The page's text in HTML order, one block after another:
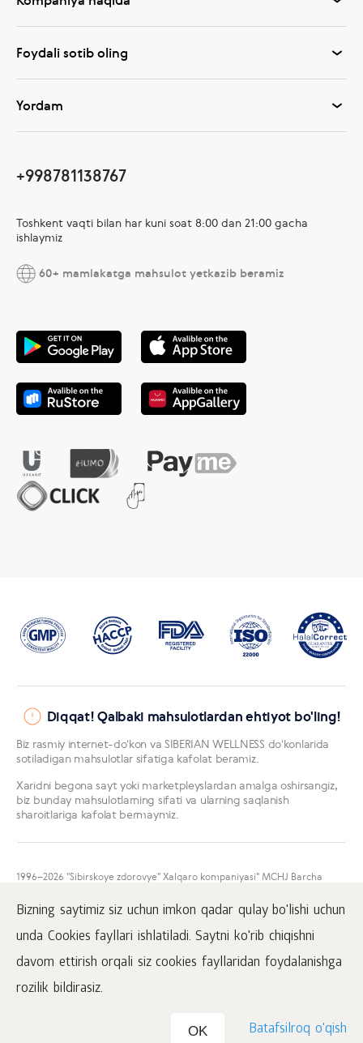
Bizning saytimiz siz uchun imkon qadar qulay bo'lishi uchun
unda Cookies fayllari ishlatiladi. Saytni ko'rib chiqishni
davom ettirish orqali siz cookies fayllaridan foydalanishga
rozilik bildirasiz.
OK Batafsilroq o'qish
Foydali sotib oling
Yordam
+998781138767
Toshkent vaqti bilan har kuni soat 8:00 dan 21:00 gacha
ishlaymiz
60+ mamlakatga mahsulot yetkazib beramiz
Diqqat! Qalbaki mahsulotlardan ehtiyot bo'ling!
Biz rasmiy internet-doʻkon va SIBERIAN WELLNESS doʻkonlarida
sotiladigan mahsulotlar sifatiga kafolat beramiz.
Xaridni begona sayt yoki marketpleyslardan amalga oshirsangiz,
biz bunday mahsulotlarning sifati va ularning saqlanish
sharoitlariga kafolat bermaymiz.
1996–2026 "Sibirskoye zdorovye" Xalqaro kompaniyasi" MCHJ Barcha
Mazkur sayt materiallarini namoyish qilish faqatgina faol
www.siberianhealth.com havolasini ham joylashtirgan taqdirda amalga
oshirilishi mumkin.
Ommaviy oferta